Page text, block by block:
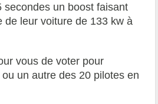
secondes un boost faisant
de leur voiture de 133 kw à
vous de voter pour
un autre des 20 pilotes en